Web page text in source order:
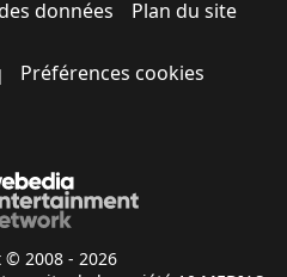
données Plan du site
Préférences cookies
© 2008 - 2026